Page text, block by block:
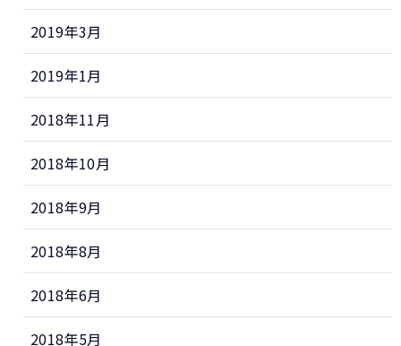
2019年3月
2019年1月
2018年11月
2018年10月
2018年9月
2018年8月
2018年6月
2018年5月